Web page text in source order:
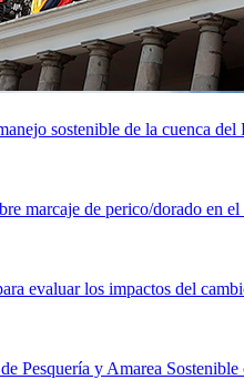
sostenible de la cuenca
marcaje de perico/dorado en
evaluar los impactos del
Pesquería y Amarea